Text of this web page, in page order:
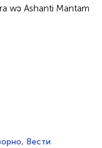
wɔ Ashanti Mantam
, Вести